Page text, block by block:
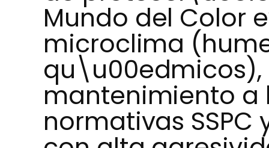
Mundo del Color
microclima
qu\u00edmicos),
mantenimiento a
normativas SSPC